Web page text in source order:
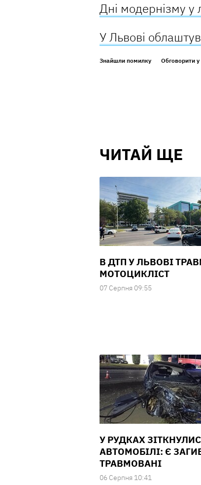
Дні модернізму у
У Львові
Знайшли помилку Обговорити у
ЧИТАЙ ЩЕ
В ДТП У ЛЬВОВІ
МОТОЦИКЛІСТ
07 Серпня 09:55
У РУДКАХ
АВТОМОБІЛІ: Є
ТРАВМОВАНІ
06 Серпня 10:41